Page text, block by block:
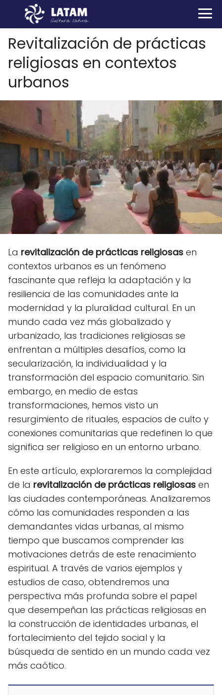
Revitalización de prácticas
religiosas en contextos
urbanos
La revitalización de prácticas religiosas en
contextos urbanos es un fenómeno
fascinante que refleja la adaptación y la
resiliencia de las comunidades ante la
modernidad y la pluralidad cultural. En un
mundo cada vez más globalizado y
urbanizado, las tradiciones religiosas se
enfrentan a múltiples desafíos, como la
secularización, la individualidad y la
transformación del espacio comunitario. Sin
embargo, en medio de estas
transformaciones, hemos visto un
resurgimiento de rituales, espacios de culto y
conexiones comunitarias que redefinen lo que
significa ser religioso en un entorno urbano.
En este artículo, exploraremos la complejidad
de la revitalización de prácticas religiosas en
las ciudades contemporáneas. Analizaremos
cómo las comunidades responden a las
demandantes vidas urbanas, al mismo
tiempo que buscamos comprender las
motivaciones detrás de este renacimiento
espiritual. A través de varios ejemplos y
estudios de caso, obtendremos una
perspectiva más profunda sobre el papel
que desempeñan las prácticas religiosas en
la construcción de identidades urbanas, el
fortalecimiento del tejido social y la
búsqueda de sentido en un mundo cada vez
más caótico.